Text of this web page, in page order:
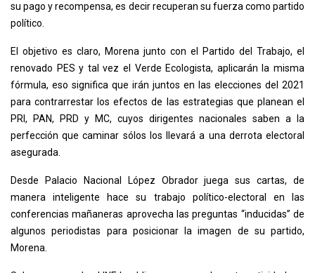
su pago y recompensa, es decir recuperan su fuerza como partido
político.
El objetivo es claro, Morena junto con el Partido del Trabajo, el
renovado PES y tal vez el Verde Ecologista, aplicarán la misma
fórmula, eso significa que irán juntos en las elecciones del 2021
para contrarrestar los efectos de las estrategias que planean el
PRI, PAN, PRD y MC, cuyos dirigentes nacionales saben a la
perfección que caminar sólos los llevará a una derrota electoral
asegurada.
Desde Palacio Nacional López Obrador juega sus cartas, de
manera inteligente hace su trabajo político-electoral en las
conferencias mañaneras aprovecha las preguntas “inducidas” de
algunos periodistas para posicionar la imagen de su partido,
Morena.